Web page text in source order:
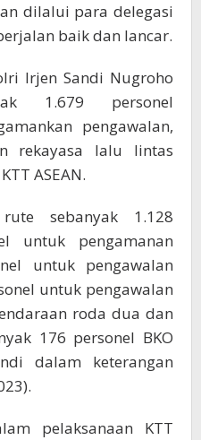
dilalui para delegasi
baik dan lancar.
Irjen Sandi Nugroho
1.679 personel
pengawalan,
rekayasa lalu lintas
ASEAN.
sebanyak 1.128
untuk pengamanan
untuk pengawalan
untuk pengawalan
roda dua dan
176 personel BKO
dalam keterangan
pelaksanaan KTT